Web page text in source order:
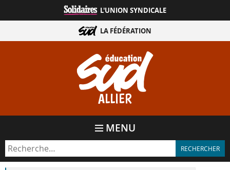
directement
contenu
ALLIER
L'UNION SYNDICALE
LA FÉDÉRATION
MENU